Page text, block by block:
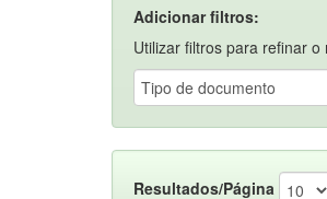
Adicionar filtros:
Utilizar filtros para refinar
Resultados/Página